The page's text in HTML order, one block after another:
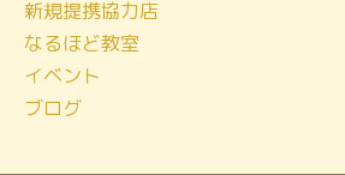
新規提携協力店
なるほど教室
イベント
ブログ